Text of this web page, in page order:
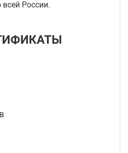
России.